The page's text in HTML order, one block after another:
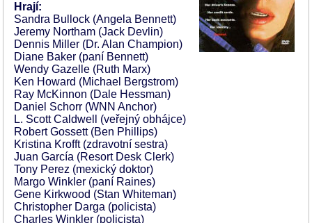
Hrají:
Sandra Bullock (Angela Bennett)
Jeremy Northam (Jack Devlin)
Dennis Miller (Dr. Alan Champion)
Diane Baker (paní Bennett)
Wendy Gazelle (Ruth Marx)
Ken Howard (Michael Bergstrom)
Ray McKinnon (Dale Hessman)
Daniel Schorr (WNN Anchor)
L. Scott Caldwell (veřejný obhájce)
Robert Gossett (Ben Phillips)
Kristina Krofft (zdravotní sestra)
Juan García (Resort Desk Clerk)
Tony Perez (mexický doktor)
Margo Winkler (paní Raines)
Gene Kirkwood (Stan Whiteman)
Christopher Darga (policista)
Charles Winkler (policista)